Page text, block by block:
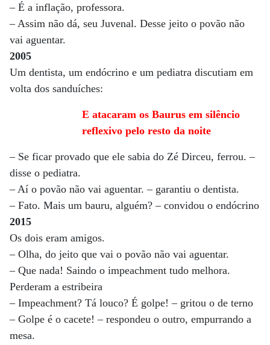
– É a inflação, professora.
– Assim não dá, seu Juvenal. Desse jeito o povão não
vai aguentar.
2005
Um dentista, um endócrino e um pediatra discutiam em
volta dos sanduíches:
E atacaram os Baurus em silêncio
reflexivo pelo resto da noite
– Se ficar provado que ele sabia do Zé Dirceu, ferrou. –
disse o pediatra.
– Aí o povão não vai aguentar. – garantiu o dentista.
– Fato. Mais um bauru, alguém? – convidou o endócrino
2015
Os dois eram amigos.
– Olha, do jeito que vai o povão não vai aguentar.
– Que nada! Saindo o impeachment tudo melhora.
Perderam a estribeira
– Impeachment? Tá louco? É golpe! – gritou o de terno
– Golpe é o cacete! – respondeu o outro, empurrando a
mesa.